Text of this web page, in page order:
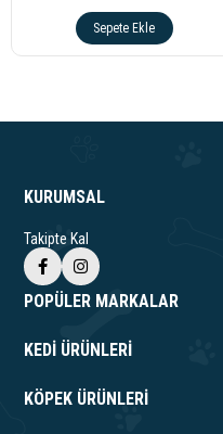
Sepete Ekle
KURUMSAL
Takipte Kal
POPÜLER MARKALAR
KEDİ ÜRÜNLERİ
KÖPEK ÜRÜNLERİ